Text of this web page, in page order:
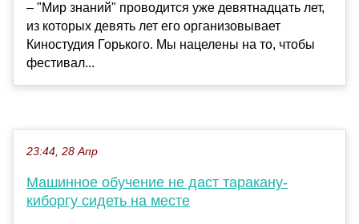
– "Мир знаний" проводится уже девятнадцать лет,
из которых девять лет его организовывает
Киностудия Горького. Мы нацелены на то, чтобы
фестивал...
23:44, 28 Апр
Машинное обучение не даст таракану-
киборгу сидеть на месте